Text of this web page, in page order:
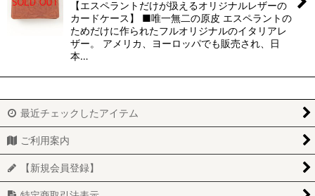
【エスペラントだけが扱えるオリジナルレザーの
カードケース】 ■唯一無二の原皮 エスペラントの
ためだけに作られたフルオリジナルのイタリアレ
ザー。 アメリカ、ヨーロッパでも販売され、日
本…
最近チェックしたアイテム
ご利用案内
【新規会員登録】